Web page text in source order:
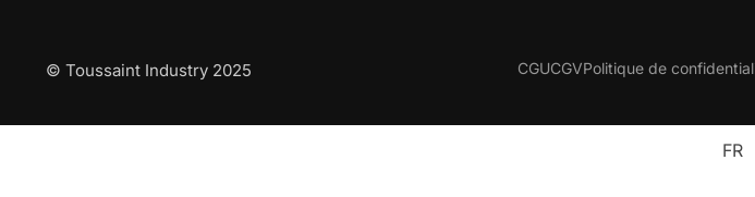
© Toussaint Industry 2025 CGUCGVPolitique de
FR